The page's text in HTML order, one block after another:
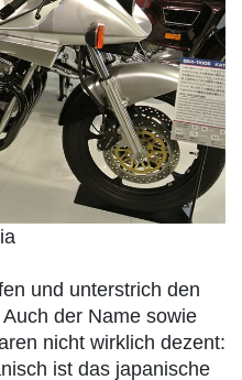
und unterstrich den
der Name sowie
nicht wirklich dezent:
ist das japanische